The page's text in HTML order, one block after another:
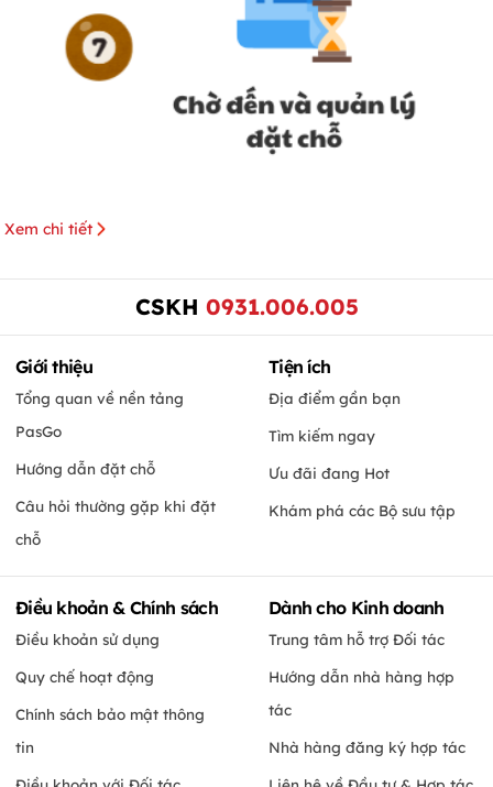
Xem chi tiết
CSKH 0931.006.005
Giới thiệu
Tổng quan về nền tảng
PasGo
Hướng dẫn đặt chỗ
Câu hỏi thường gặp khi đặt
chỗ
Tiện ích
Địa điểm gần bạn
Tìm kiếm ngay
Ưu đãi đang Hot
Khám phá các Bộ sưu tập
Điều khoản & Chính sách
Điều khoản sử dụng
Quy chế hoạt động
Chính sách bảo mật thông
tin
Dành cho Kinh doanh
Trung tâm hỗ trợ Đối tác
Hướng dẫn nhà hàng hợp
tác
Nhà hàng đăng ký hợp tác